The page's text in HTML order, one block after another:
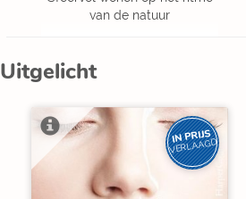
van de natuur
Uitgelicht
IN PRIJS
VERLAAGD